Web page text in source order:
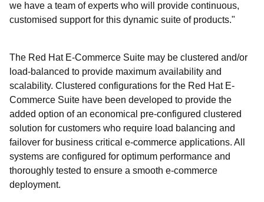
we have a team of experts who will provide continuous,
customised support for this dynamic suite of products."
The Red Hat E-Commerce Suite may be clustered and/or
load-balanced to provide maximum availability and
scalability. Clustered configurations for the Red Hat E-
Commerce Suite have been developed to provide the
added option of an economical pre-configured clustered
solution for customers who require load balancing and
failover for business critical e-commerce applications. All
systems are configured for optimum performance and
thoroughly tested to ensure a smooth e-commerce
deployment.